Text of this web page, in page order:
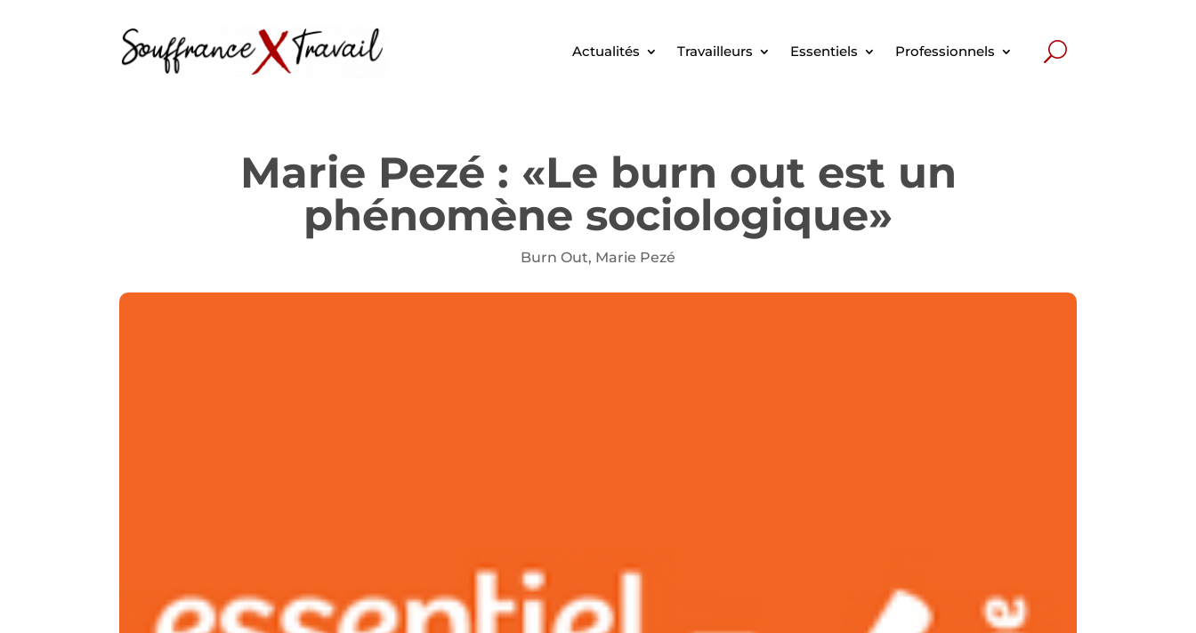
Actualités Travailleurs Essentiels Professionnels
Marie Pezé : «Le burn out est un
phénomène sociologique»
Burn Out, Marie Pezé